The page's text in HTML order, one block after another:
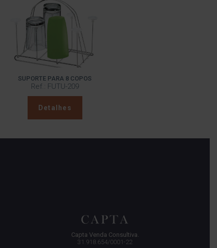
SUPORTE PARA 8 COPOS
Ref.: FUTU-209
Detalhes
Capta Venda Consultiva.
31.918.654/0001-22